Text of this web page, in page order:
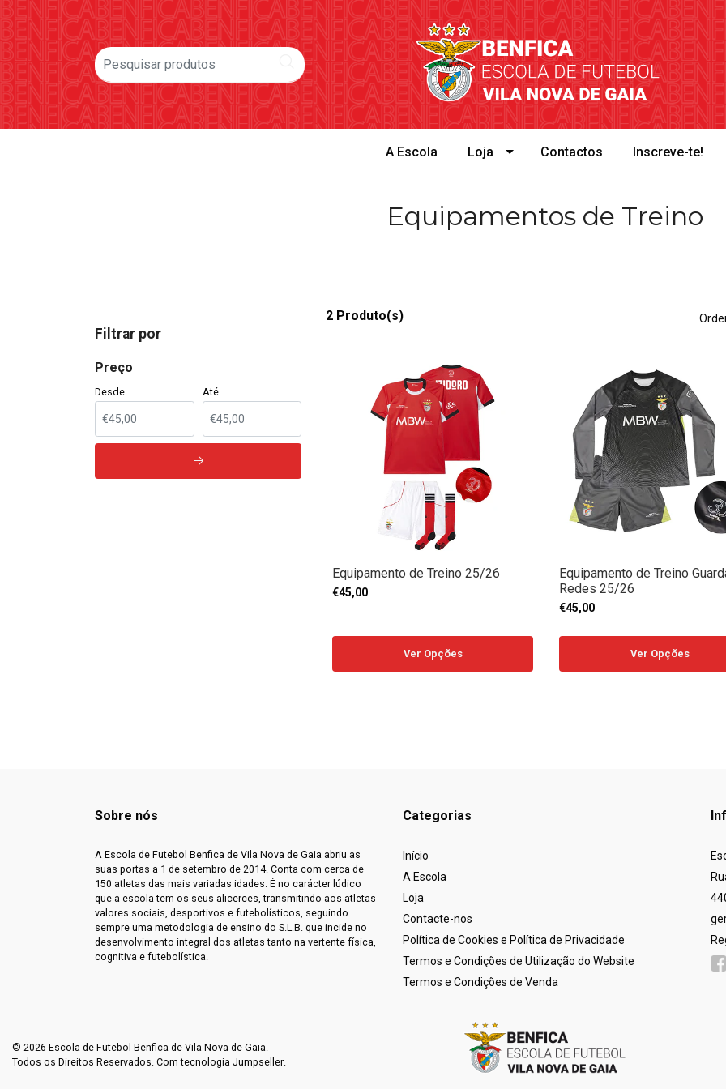
A Escola Loja Contactos Inscreve-te!
Equipamentos de Treino
Filtrar por
Preço
Desde Até
2 Produto(s)
Equipamento de Treino 25/26
€45,00
Ver Opções
Equipamento de Treino
Redes 25/26
€45,00
Ver Opções
Sobre nós
A Escola de Futebol Benfica de Vila Nova de Gaia abriu as
suas portas a 1 de setembro de 2014. Conta com cerca de
150 atletas das mais variadas idades. É no carácter lúdico
que a escola tem os seus alicerces, transmitindo aos atletas
valores sociais, desportivos e futebolísticos, seguindo
sempre uma metodologia de ensino do S.L.B. que incide no
desenvolvimento integral dos atletas tanto na vertente física,
cognitiva e futebolística.
Categorias
Início
A Escola
Loja
Contacte-nos
Política de Cookies e Política de Privacidade
Termos e Condições de Utilização do Website
Termos e Condições de Venda
© 2026 Escola de Futebol Benfica de Vila Nova de Gaia.
Todos os Direitos Reservados. Com tecnologia Jumpseller.